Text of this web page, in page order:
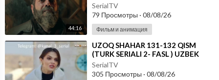
44:16
SerialTV
79 Просмотры · 08/08/26
Фильм и анимация
⁣UZOQ SHAHAR 131-132 QISM
(TURK SERIALI 2- FASL ) UZBEK
TILIDA
SerialTV
305 Просмотры · 08/08/26